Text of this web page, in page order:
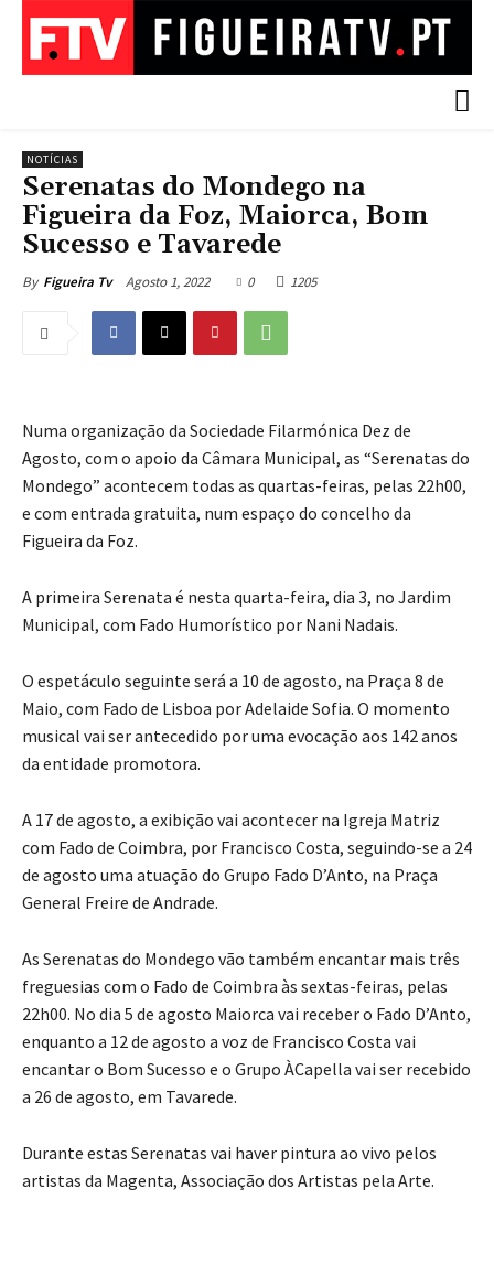
NOTÍCIAS
Serenatas do Mondego na
Figueira da Foz, Maiorca, Bom
Sucesso e Tavarede
By Figueira Tv Agosto 1, 2022 0 1205
Numa organização da Sociedade Filarmónica Dez de
Agosto, com o apoio da Câmara Municipal, as “Serenatas do
Mondego” acontecem todas as quartas-feiras, pelas 22h00,
e com entrada gratuita, num espaço do concelho da
Figueira da Foz.
A primeira Serenata é nesta quarta-feira, dia 3, no Jardim
Municipal, com Fado Humorístico por Nani Nadais.
O espetáculo seguinte será a 10 de agosto, na Praça 8 de
Maio, com Fado de Lisboa por Adelaide Sofia. O momento
musical vai ser antecedido por uma evocação aos 142 anos
da entidade promotora.
A 17 de agosto, a exibição vai acontecer na Igreja Matriz
com Fado de Coimbra, por Francisco Costa, seguindo-se a 24
de agosto uma atuação do Grupo Fado D’Anto, na Praça
General Freire de Andrade.
As Serenatas do Mondego vão também encantar mais três
freguesias com o Fado de Coimbra às sextas-feiras, pelas
22h00. No dia 5 de agosto Maiorca vai receber o Fado D’Anto,
enquanto a 12 de agosto a voz de Francisco Costa vai
encantar o Bom Sucesso e o Grupo ÀCapella vai ser recebido
a 26 de agosto, em Tavarede.
Durante estas Serenatas vai haver pintura ao vivo pelos
artistas da Magenta, Associação dos Artistas pela Arte.